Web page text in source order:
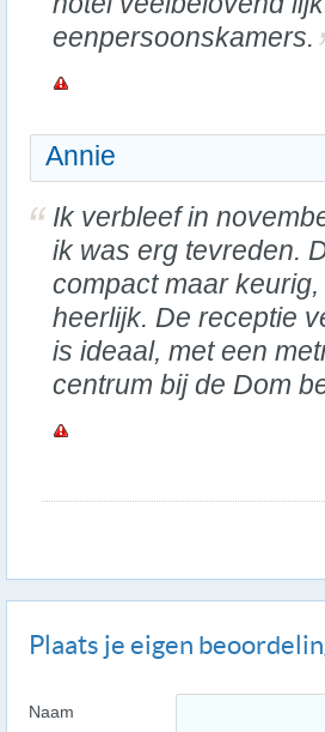
eenpersoonskamers.
Annie
Ik verbleef in
ik was erg tevreden.
compact maar
heerlijk. De receptie
is ideaal, met een
centrum bij de Dom
Plaats je eigen
Naam